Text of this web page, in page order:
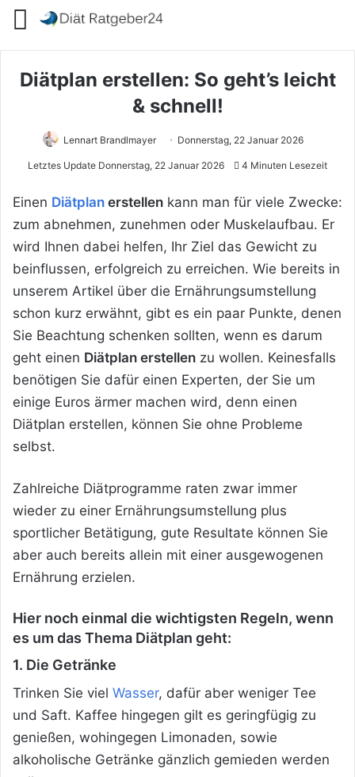
Menü
Diätplan erstellen: So geht’s leicht
& schnell!
Lennart Brandlmayer Donnerstag, 22 Januar 2026
Letztes Update Donnerstag, 22 Januar 2026 4 Minuten Lesezeit
Einen Diätplan erstellen kann man für viele Zwecke:
zum abnehmen, zunehmen oder Muskelaufbau. Er
wird Ihnen dabei helfen, Ihr Ziel das Gewicht zu
beinflussen, erfolgreich zu erreichen. Wie bereits in
unserem Artikel über die Ernährungsumstellung
schon kurz erwähnt, gibt es ein paar Punkte, denen
Sie Beachtung schenken sollten, wenn es darum
geht einen Diätplan erstellen zu wollen. Keinesfalls
benötigen Sie dafür einen Experten, der Sie um
einige Euros ärmer machen wird, denn einen
Diätplan erstellen, können Sie ohne Probleme
selbst.
Zahlreiche Diätprogramme raten zwar immer
wieder zu einer Ernährungsumstellung plus
sportlicher Betätigung, gute Resultate können Sie
aber auch bereits allein mit einer ausgewogenen
Ernährung erzielen.
Hier noch einmal die wichtigsten Regeln, wenn
es um das Thema Diätplan geht:
1. Die Getränke
Trinken Sie viel Wasser, dafür aber weniger Tee
und Saft. Kaffee hingegen gilt es geringfügig zu
genießen, wohingegen Limonaden, sowie
alkoholische Getränke gänzlich gemieden werden